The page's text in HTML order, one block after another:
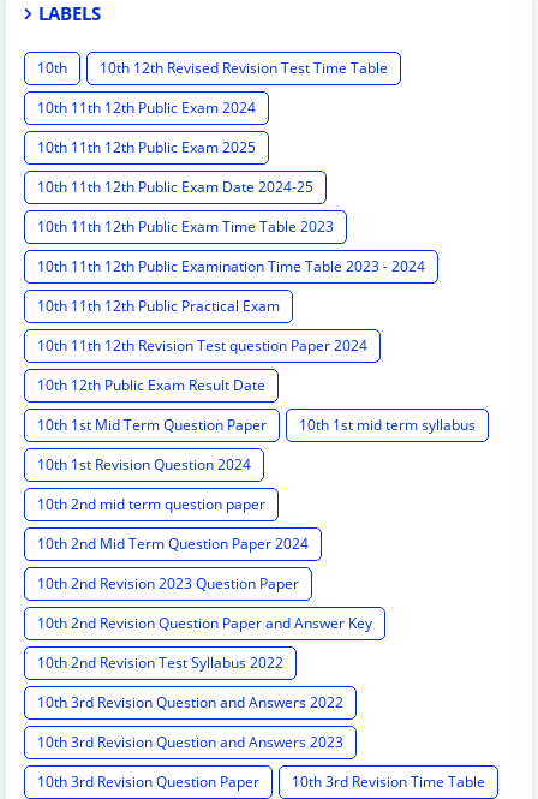
LABELS
10th
10th 12th Revised Revision Test Time Table
10th 11th 12th Public Exam 2024
10th 11th 12th Public Exam 2025
10th 11th 12th Public Exam Date 2024-25
10th 11th 12th Public Exam Time Table 2023
10th 11th 12th Public Examination Time Table 2023 - 2024
10th 11th 12th Public Practical Exam
10th 11th 12th Revision Test question Paper 2024
10th 12th Public Exam Result Date
10th 1st Mid Term Question Paper
10th 1st mid term syllabus
10th 1st Revision Question 2024
10th 2nd mid term question paper
10th 2nd Mid Term Question Paper 2024
10th 2nd Revision 2023 Question Paper
10th 2nd Revision Question Paper and Answer Key
10th 2nd Revision Test Syllabus 2022
10th 3rd Revision Question and Answers 2022
10th 3rd Revision Question and Answers 2023
10th 3rd Revision Question Paper
10th 3rd Revision Time Table